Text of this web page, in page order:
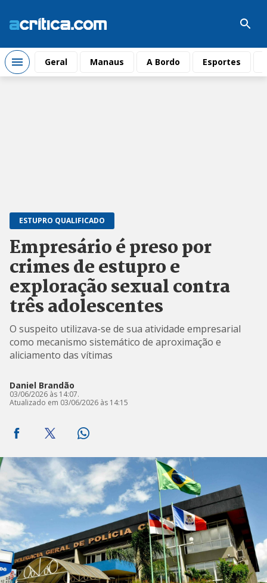
Geral Manaus A Bordo Esportes
ESTUPRO QUALIFICADO
Empresário é preso por
crimes de estupro e
exploração sexual contra
três adolescentes
O suspeito utilizava-se de sua atividade empresarial
como mecanismo sistemático de aproximação e
aliciamento das vítimas
Daniel Brandão
03/06/2026 às 14:07.
Atualizado em 03/06/2026 às 14:15